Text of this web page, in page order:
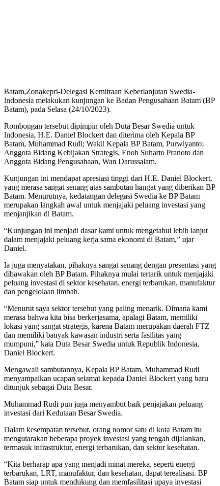
Batam,Zonakepri-Delegasi Kemitraan Keberlanjutan Swedia-
Indonesia melakukan kunjungan ke Badan Pengusahaan Batam (BP
Batam), pada Selasa (24/10/2023).
Rombongan tersebut dipimpin oleh Duta Besar Swedia untuk
Indonesia, H.E. Daniel Blockert dan diterima oleh Kepala BP
Batam, Muhammad Rudi; Wakil Kepala BP Batam, Purwiyanto;
Anggota Bidang Kebijakan Strategis, Enoh Suharto Pranoto dan
Anggota Bidang Pengusahaan, Wan Darussalam.
Kunjungan ini mendapat apresiasi tinggi dari H.E. Daniel Blockert,
yang merasa sangat senang atas sambutan hangat yang diberikan BP
Batam. Menurutnya, kedatangan delegasi Swedia ke BP Batam
merupakan langkah awal untuk menjajaki peluang investasi yang
menjanjikan di Batam.
“Kunjungan ini menjadi dasar kami untuk mengetahui lebih lanjut
dalam menjajaki peluang kerja sama ekonomi di Batam,” ujar
Daniel.
Ia juga menyatakan, pihaknya sangat senang dengan presentasi yang
dibawakan oleh BP Batam. Pihaknya mulai tertarik untuk menjajaki
peluang investasi di sektor kesehatan, energi terbarukan, manufaktur
dan pengelolaan limbah.
“Menurut saya sektor tersebut yang paling menarik. Dimana kami
merasa bahwa kita bisa berkerjasama, apalagi Batam, memiliki
lokasi yang sangat strategis, karena Batam merupakan daerah FTZ
dan memiliki banyak kawasan industri serta fasilitas yang
mumpuni,” kata Duta Besar Swedia untuk Republik Indonesia,
Daniel Blockert.
Mengawali sambutannya, Kepala BP Batam, Muhammad Rudi
menyampaikan ucapan selamat kepada Daniel Blockert yang baru
ditunjuk sebagai Duta Besar.
Muhammad Rudi pun juga menyambut baik penjajakan peluang
investasi dari Kedutaan Besar Swedia.
Dalam kesempatan tersebut, orang nomor satu di kota Batam itu
mengutarakan beberapa proyek investasi yang tengah dijalankan,
termasuk infrastruktur, energi terbarukan, dan sektor kesehatan.
“Kita berharap apa yang menjadi minat mereka, seperti energi
terbarukan, LRT, manufaktur, dan kesehatan, dapat terealisasi. BP
Batam siap untuk mendukung dan memfasilitasi upaya investasi